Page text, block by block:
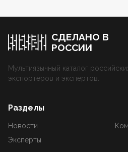
СДЕЛАНО В
РОССИИ
Мультиязычный каталог
экспортеров и экспертов.
Разделы
Новости
Эксперты